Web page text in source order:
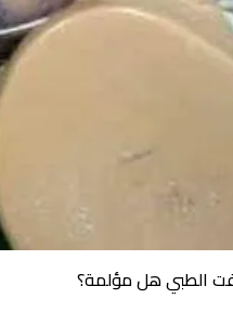
الطبي هل مؤلمة؟